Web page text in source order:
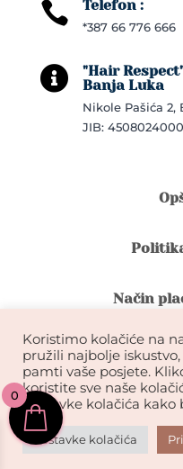
 Telefon :
*387 66 776 666

"Hair
Banja Luka
Nikole Pašića 2,
JIB:
Način
Garancija
Koristimo kolačiće na
pružili najbolje
pamti vaše posjete.
koristite sve naše
postavke kolačića kako
Postavke kolačića
0